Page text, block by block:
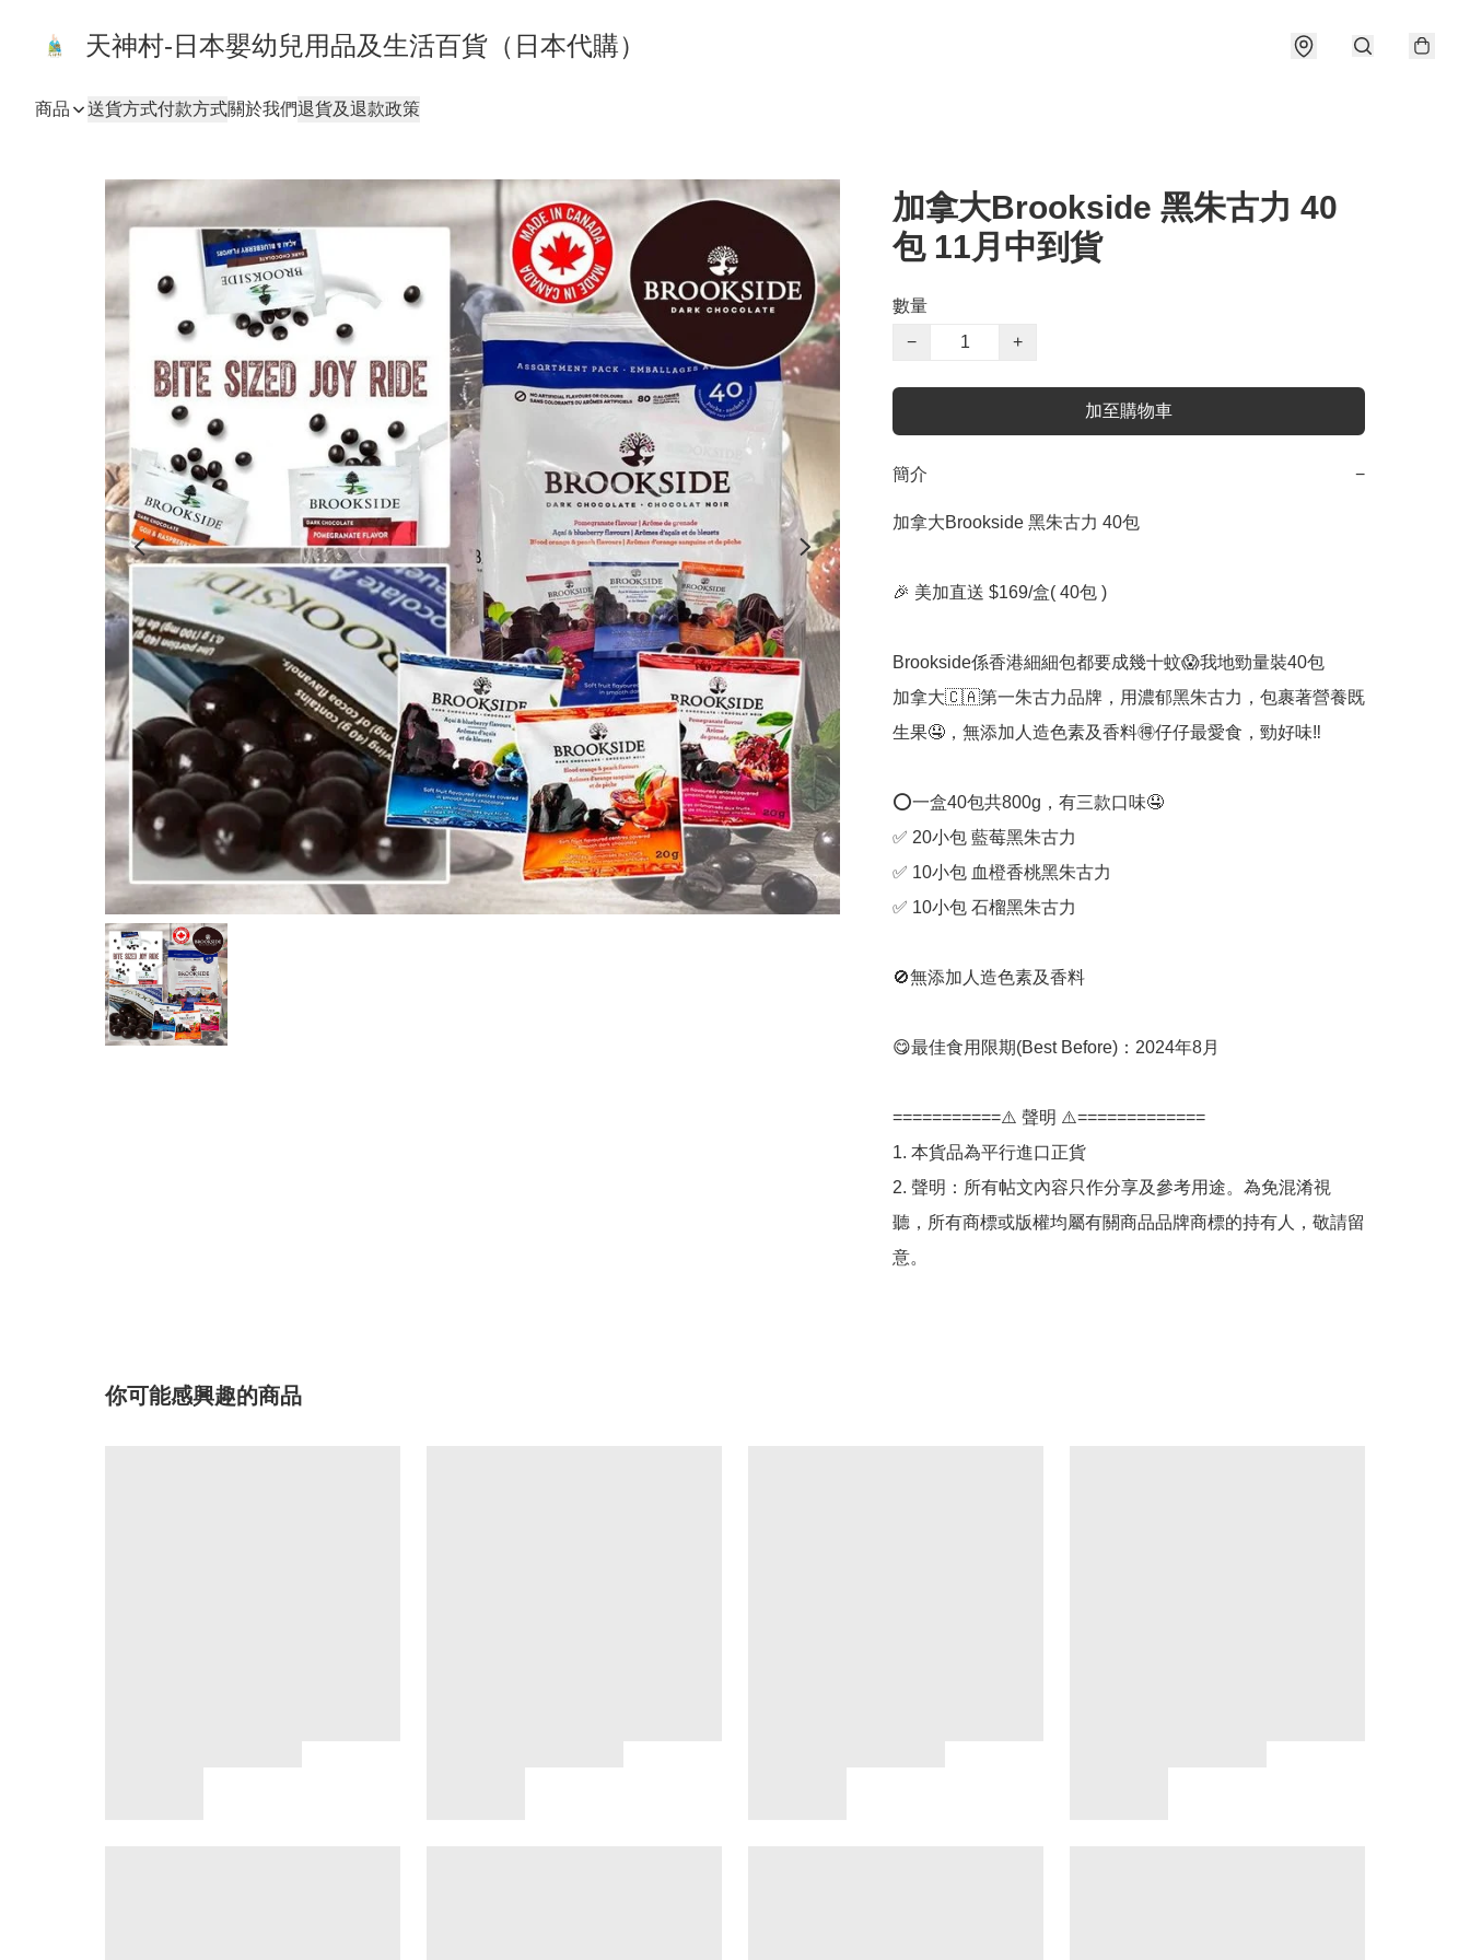
天神村-日本嬰幼兒用品及生活百貨（日本代購）
商品 送貨方式付款方式關於我們退貨及退款政策
加拿大Brookside 黑朱古力 40
包 11月中到貨
數量
−
+
加至購物車
簡介 −
加拿大Brookside 黑朱古力 40包
🎉 美加直送 $169/盒( 40包 )
Brookside係香港細細包都要成幾十蚊😱我地勁量裝40包
加拿大🇨🇦第一朱古力品牌，用濃郁黑朱古力，包裹著營養既
生果🤤，無添加人造色素及香料🉐仔仔最愛食，勁好味‼️
⭕一盒40包共800g，有三款口味🤤
✅ 20小包 藍莓黑朱古力
✅ 10小包 血橙香桃黑朱古力
✅ 10小包 石榴黑朱古力
🚫無添加人造色素及香料
😋最佳食用限期(Best Before)：2024年8月
===========⚠️ 聲明 ⚠️=============
1. 本貨品為平行進口正貨
2. 聲明：所有帖文內容只作分享及參考用途。為免混淆視
聽，所有商標或版權均屬有關商品品牌商標的持有人，敬請留
你可能感興趣的商品